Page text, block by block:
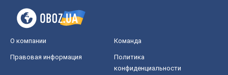
О компании Команда
Правовая информация
Политика
конфиденциальности